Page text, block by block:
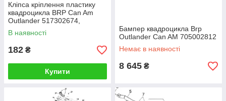
Кліпса кріплення пластику
квадроцикла BRP Can Am
Outlander 517302674,
517306751
В наявності
182 ₴
Купити
Бампер квадроцикла Brp
Outlander Can AM 705002812
Немає в наявності
8 645 ₴